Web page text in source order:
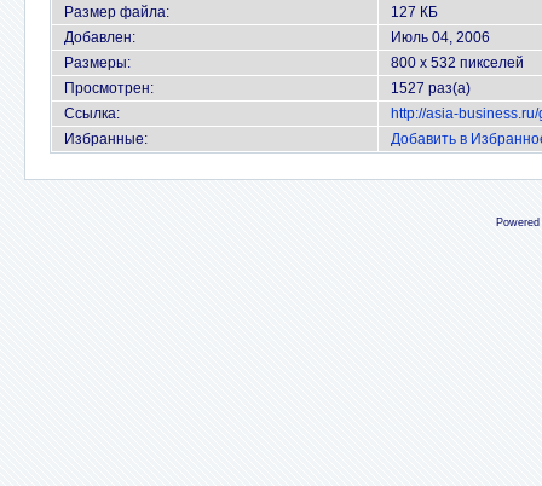
Размер файла:
127 КБ
Добавлен:
Июль 04, 2006
Размеры:
800 x 532 пикселей
Просмотрен:
1527 раз(а)
Ссылка:
http://asia-
Избранные:
Добавить в